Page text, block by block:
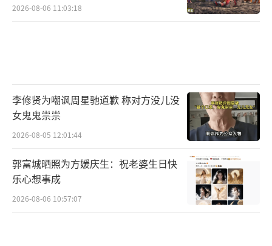
2026-08-06 11:03:18
李修贤为嘲讽周星驰道歉 称对方没儿没
女鬼鬼祟祟
2026-08-05 12:01:44
郭富城晒照为方媛庆生：祝老婆生日快
乐心想事成
2026-08-06 10:57:07